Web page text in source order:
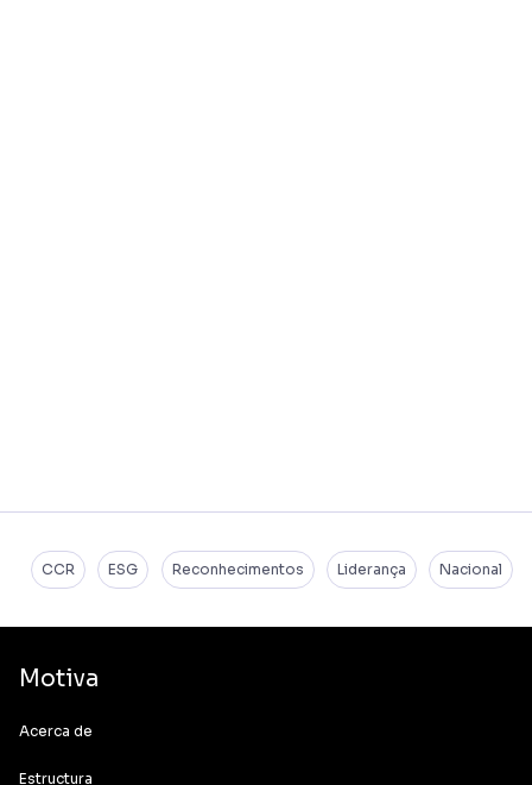
CCR ESG Reconhecimentos Liderança Nacional
Motiva
Acerca de
Estructura